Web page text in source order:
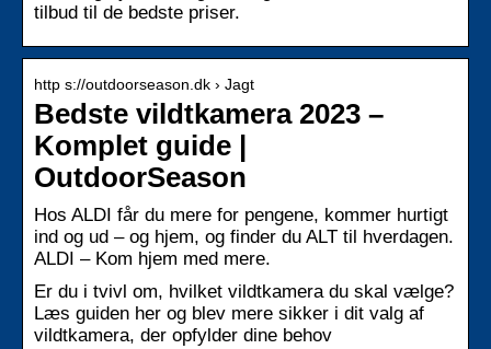
tilbud til de bedste priser.
http s://outdoorseason.dk › Jagt
Bedste vildtkamera 2023 –
Komplet guide |
OutdoorSeason
Hos ALDI får du mere for pengene, kommer hurtigt
ind og ud – og hjem, og finder du ALT til hverdagen.
ALDI – Kom hjem med mere.
Er du i tvivl om, hvilket vildtkamera du skal vælge?
Læs guiden her og blev mere sikker i dit valg af
vildtkamera, der opfylder dine behov